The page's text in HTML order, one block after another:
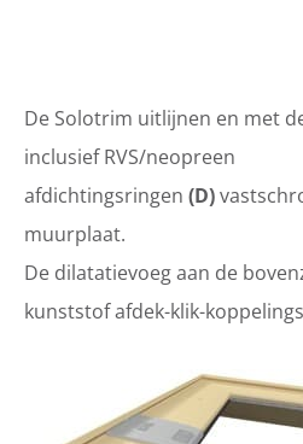
De Solotrim uitlijnen en met
inclusief RVS/neopreen
afdichtingsringen (D)
muurplaat.
De dilatatievoeg aan de
kunststof afdek-klik-